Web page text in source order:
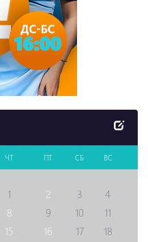
ЧТ ПТ СБ ВС
1 2 3
4
8 9 10
11
15 16 17
18